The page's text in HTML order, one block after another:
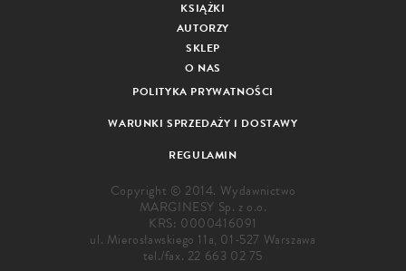
KSIĄŻKI
AUTORZY
SKLEP
O NAS
POLITYKA PRYWATNOŚCI
WARUNKI SPRZEDAŻY I DOSTAWY
REGULAMIN
Copyright © 2014. Wydawnictwo
MARGINESY Sp. z o.o.
KRS: 0000416091
ul. Mierosławskiego 11a, 01-527 Warszawa
tel./fax. 22 663 02 75